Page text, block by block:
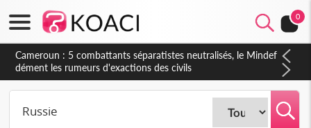
0
Cameroun : 5 combattants séparatistes neutralisés, le Mindef
dément les rumeurs d'exactions des civils